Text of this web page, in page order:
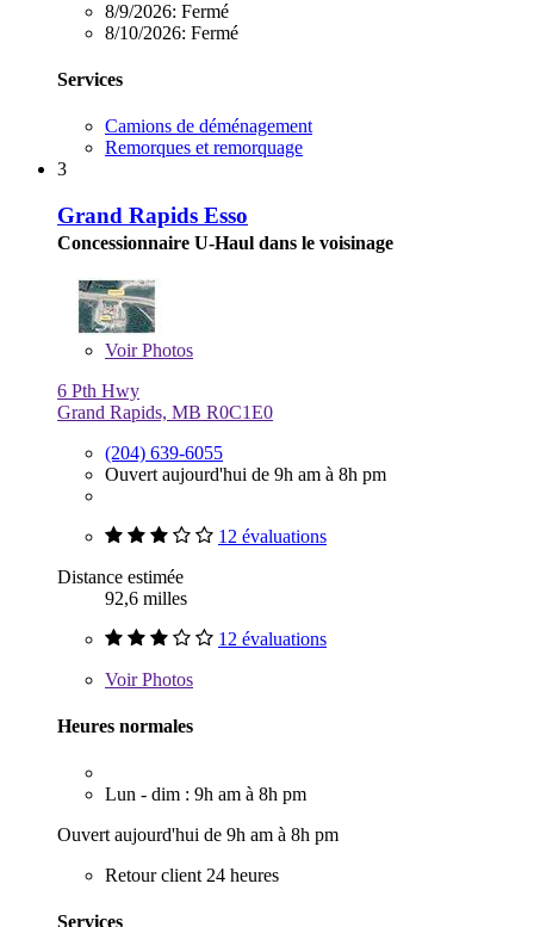
8/9/2026: Fermé
8/10/2026: Fermé
Services
Camions de déménagement
Remorques et remorquage
3
Grand Rapids Esso
Concessionnaire U-Haul dans le voisinage
VoirPhotos
6 Pth Hwy
Grand Rapids, MB R0C1E0
(204) 639-6055
Ouvert aujourd'hui de 9h am à 8h pm
12 évaluations
Distance estimée
92,6 milles
12 évaluations
VoirPhotos
Heures normales
Lun - dim : 9h am à 8h pm
Ouvert aujourd'hui de 9h am à 8h pm
Retour client 24 heures
Services